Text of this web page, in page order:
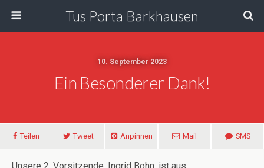
Tus Porta Barkhausen
10. September 2023
Ein Besonderer Dank!
Teilen Tweet Anpinnen Mail SMS